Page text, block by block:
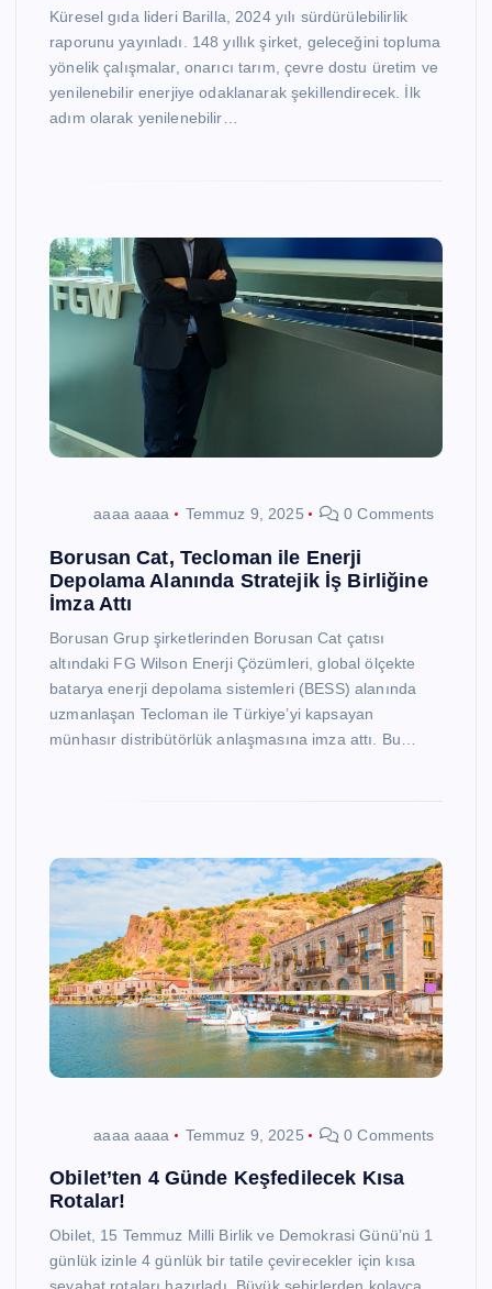
Küresel gıda lideri Barilla, 2024 yılı sürdürülebilirlik
raporunu yayınladı. 148 yıllık şirket, geleceğini topluma
yönelik çalışmalar, onarıcı tarım, çevre dostu üretim ve
yenilenebilir enerjiye odaklanarak şekillendirecek. İlk
adım olarak yenilenebilir…
aaaa aaaa Temmuz 9, 2025 0 Comments
Borusan Cat, Tecloman ile Enerji
Depolama Alanında Stratejik İş Birliğine
İmza Attı
Borusan Grup şirketlerinden Borusan Cat çatısı
altındaki FG Wilson Enerji Çözümleri, global ölçekte
batarya enerji depolama sistemleri (BESS) alanında
uzmanlaşan Tecloman ile Türkiye’yi kapsayan
münhasır distribütörlük anlaşmasına imza attı. Bu…
aaaa aaaa Temmuz 9, 2025 0 Comments
Obilet’ten 4 Günde Keşfedilecek Kısa
Rotalar!
Obilet, 15 Temmuz Milli Birlik ve Demokrasi Günü’nü 1
günlük izinle 4 günlük bir tatile çevirecekler için kısa